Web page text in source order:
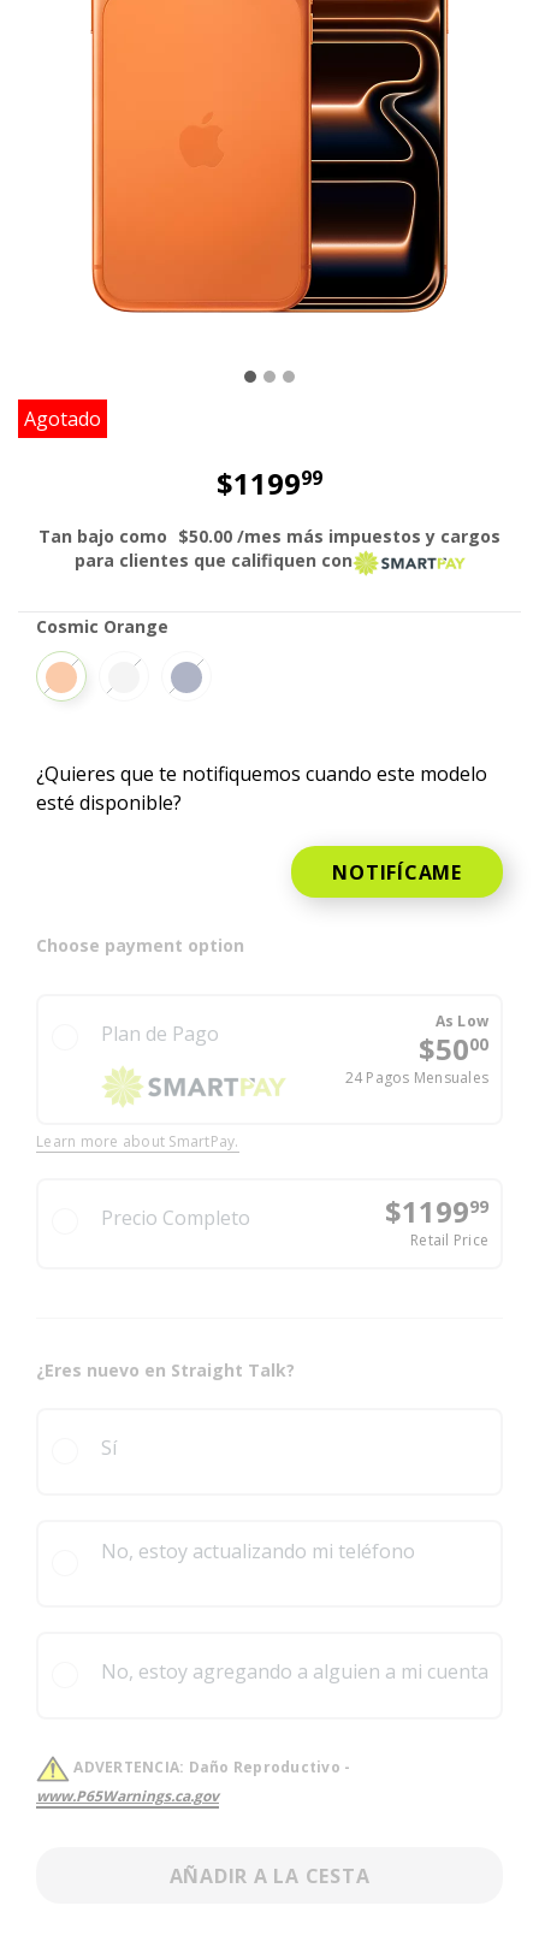
Agotado
$119999
El precio es dollar 1199 and 99 cent
Tan bajo como $50.00 /mes más impuestos y cargos
para clientes que califiquen con
Cosmic Orange
Cosmic Orange
¿Quieres que te notifiquemos cuando este modelo
esté disponible?
NOTIFÍCAME
Choose payment option
Plan de Pago As Low
$5000
El
24 Pagos Mensuales
Learn more about SmartPay.
Precio Completo $119999
Retail Price
¿Eres nuevo en Straight Talk?
Sí
No, estoy actualizando mi teléfono
No, estoy agregando a alguien a mi cuenta
ADVERTENCIA: Daño Reproductivo -
www.P65Warnings.ca.gov
AÑADIR A LA CESTA